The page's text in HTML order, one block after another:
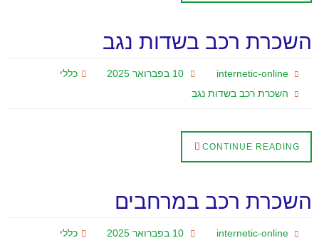
השכרת רכב בשדות נגב
internetic-online 10 בפברואר 2025
כללי
השכרת רכב בשדות נגב
CONTINUE READING
השכרת רכב במרחבים
internetic-online 10 בפברואר 2025
כללי